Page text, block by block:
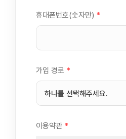
휴대폰번호(숫자만) *
가입 경로 *
이용약관 *